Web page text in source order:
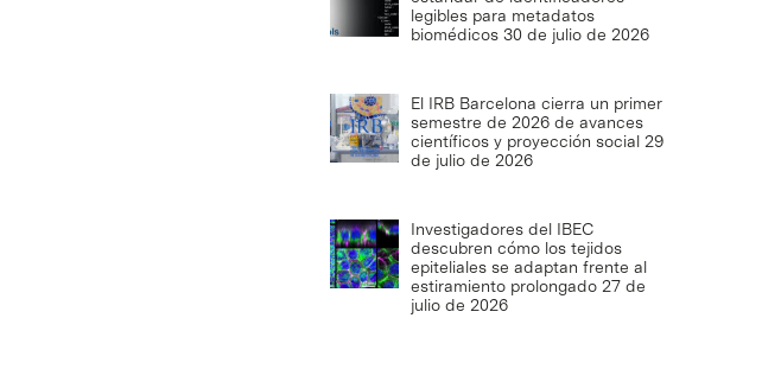
legibles para metadatos
biomédicos 30 de julio de 2026
El IRB Barcelona cierra un primer
semestre de 2026 de avances
científicos y proyección social 29
de julio de 2026
Investigadores del IBEC
descubren cómo los tejidos
epiteliales se adaptan frente al
estiramiento prolongado 27 de
julio de 2026